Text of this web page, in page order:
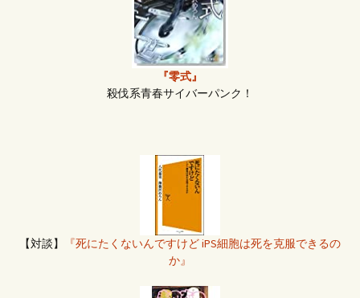
『零式』
殺伐系青春サイバーパンク！
【対談】
『死にたくないんですけど iPS細胞は死を克服できるの
か』